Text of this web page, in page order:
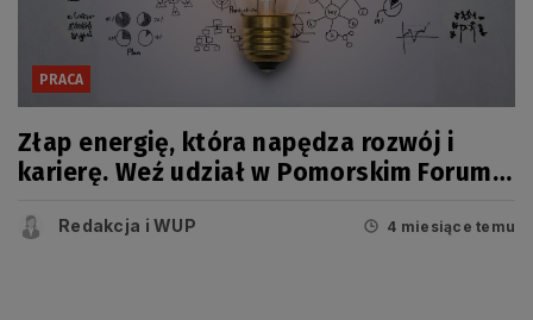
PRACA
Złap energię, która napędza rozwój i
karierę. Weź udział w Pomorskim Forum
Redakcja i WUP 4 miesiące temu